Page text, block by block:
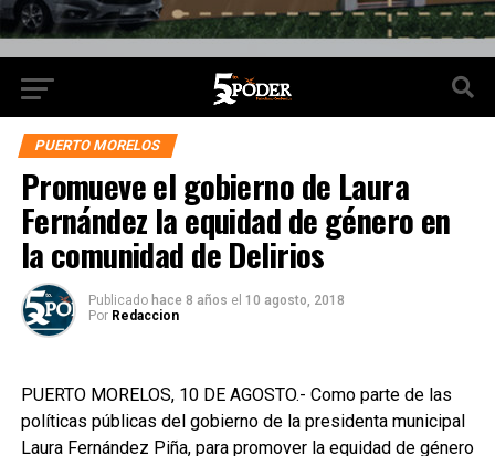
PUERTO MORELOS
Promueve el gobierno de Laura
Fernández la equidad de género en
la comunidad de Delirios
Publicado hace 8 años el 10 agosto, 2018
Por Redaccion
PUERTO MORELOS, 10 DE AGOSTO.- Como parte de las
políticas públicas del gobierno de la presidenta municipal
Laura Fernández Piña, para promover la equidad de género